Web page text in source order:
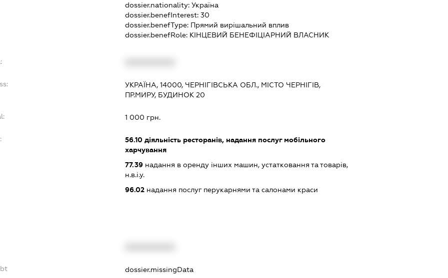
dossier.nationality:Україна
dossier.benefInterest:30
dossier.benefType: Прямий вирішальний вплив
dossier.benefRole: КІНЦЕВИЙ БЕНЕФІЦІАРНИЙ ВЛАСНИК
УКРАЇНА, 14000, ЧЕРНІГІВСЬКА ОБЛ., МІСТО ЧЕРНІГІВ,
ПР.МИРУ, БУДИНОК 20
1 000 грн.
56.10 діяльність ресторанів, надання послуг мобільного
харчування
77.39 надання в оренду інших машин, устатковання та товарів,
н.в.і.у.
96.02 надання послуг перукарнями та салонами краси
dossier.missingData